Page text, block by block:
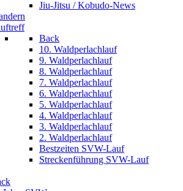
Jiu-Jitsu / Kobudo-News
Back
10. Waldperlachlauf
9. Waldperlachlauf
8. Waldperlachlauf
7. Waldperlachlauf
6. Waldperlachlauf
5. Waldperlachlauf
4. Waldperlachlauf
3. Waldperlachlauf
2. Waldperlachlauf
Bestzeiten SVW-Lauf
Streckenführung SVW-Lauf